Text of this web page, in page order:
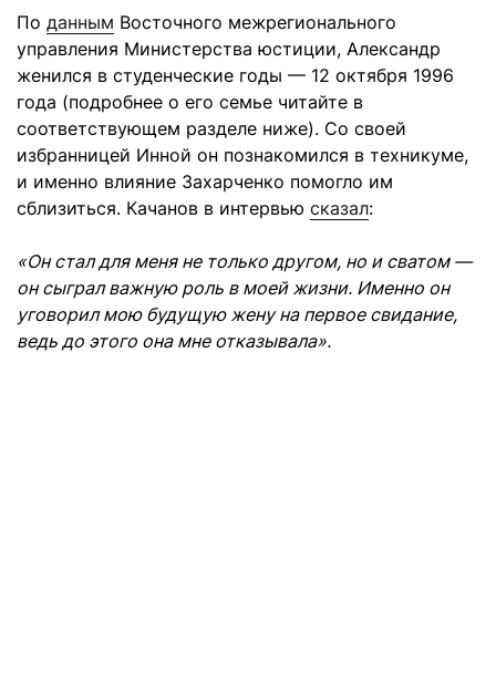
По данным Восточного межрегионального
управления Министерства юстиции, Александр
женился в студенческие годы — 12 октября 1996
года (подробнее о его семье читайте в
соответствующем разделе ниже). Со своей
избранницей Инной он познакомился в техникуме,
и именно влияние Захарченко помогло им
сблизиться. Качанов в интервью сказал:
«Он стал для меня не только другом, но и сватом —
он сыграл важную роль в моей жизни. Именно он
уговорил мою будущую жену на первое свидание,
ведь до этого она мне отказывала».